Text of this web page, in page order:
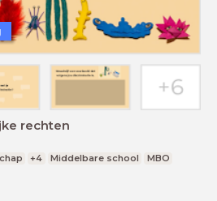
rechten
+4 Middelbare school
MBO